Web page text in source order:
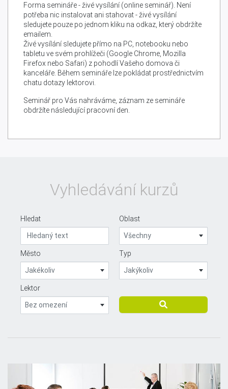
Forma semináře - živé vysílání (online seminář). Není
potřeba nic instalovat ani stahovat - živé vysílání
sledujete pouze po jednom kliku na odkaz, který obdržíte
emailem.
Živé vysílání sledujete přímo na PC, notebooku nebo
tabletu ve svém prohlížeči (Google Chrome, Mozilla
Firefox nebo Safari) z pohodlí Vašeho domova či
kanceláře. Během semináře lze pokládat prostřednictvím
chatu dotazy lektorovi.
Seminář pro Vás nahráváme, záznam ze semináře
obdržíte následující pracovní den.
Vyhledávání kurzů
Hledat Oblast
Všechny
Město
Jakékoliv
Typ
Jakýkoliv
Lektor
Bez omezení